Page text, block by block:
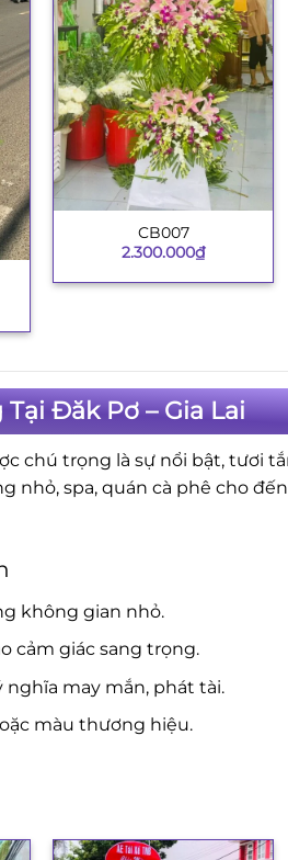
CB007
2.300.000₫
Đăk Pơ – Gia Lai
chú trọng là sự nổi bật, tươi
nhỏ, spa, quán cà phê cho
không gian nhỏ.
cảm giác sang trọng.
may mắn, phát tài.
màu thương hiệu.